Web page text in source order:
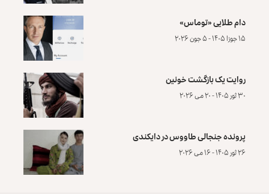
دام طلایی «توماس»
۱۵ جوزا ۱۴۰۵ - ۵ جون ۲۰۲۶
روایت یک بازگشت خونین
۳۰ ثور ۱۴۰۵ - ۲۰ می ۲۰۲۶
پرونده‌ جنجالی طاووس در دایکندی
۲۶ ثور ۱۴۰۵ - ۱۶ می ۲۰۲۶